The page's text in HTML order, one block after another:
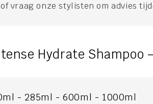
vraag onze stylisten om advies
Hydrate
- 285ml - 600ml - 1000ml